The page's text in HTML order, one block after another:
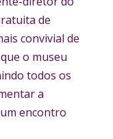
de
convivial de
o museu
todos os
a
encontro